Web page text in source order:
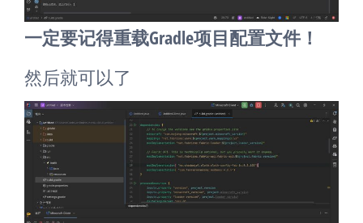
一定要记得重载Gradle项目配置文件！
然后就可以了